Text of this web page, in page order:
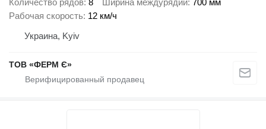
Количество рядов 8 Ширина междурядий 700 мм
Рабочая скорость 12 км/ч
Украина, Kyiv
ТОВ «ФЕРМ Є»